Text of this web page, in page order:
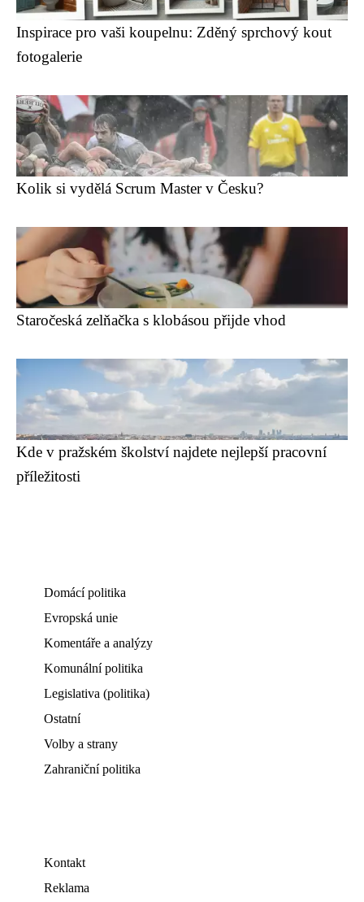
Inspirace pro vaši koupelnu: Zděný sprchový kout
fotogalerie
Kolik si vydělá Scrum Master v Česku?
Staročeská zelňačka s klobásou přijde vhod
Kde v pražském školství najdete nejlepší pracovní
příležitosti
Domácí politika
Evropská unie
Komentáře a analýzy
Komunální politika
Legislativa (politika)
Ostatní
Volby a strany
Zahraniční politika
Kontakt
Reklama